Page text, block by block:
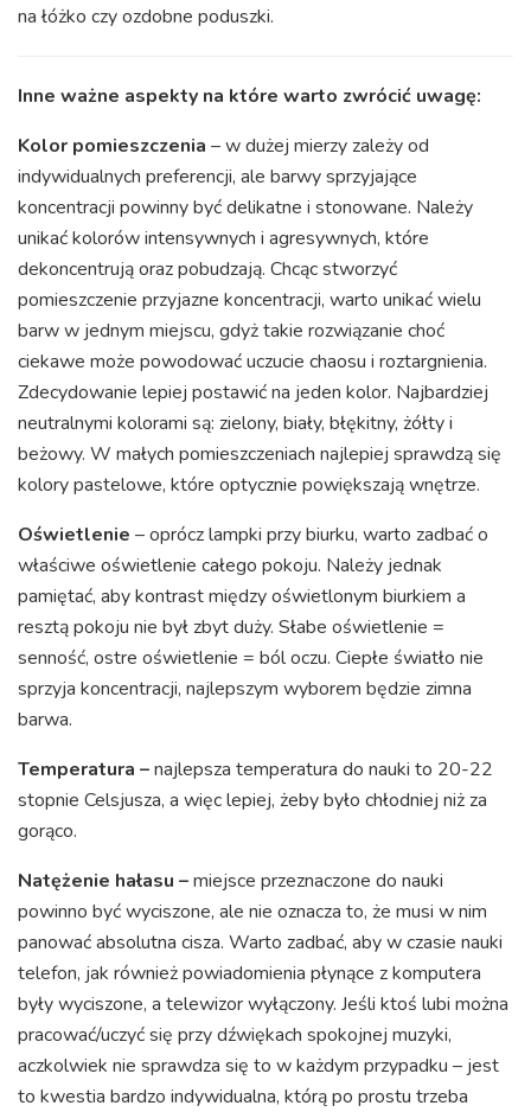
na łóżko czy ozdobne poduszki.
Inne ważne aspekty na które warto zwrócić uwagę:
Kolor pomieszczenia – w dużej mierzy zależy od
indywidualnych preferencji, ale barwy sprzyjające
koncentracji powinny być delikatne i stonowane. Należy
unikać kolorów intensywnych i agresywnych, które
dekoncentrują oraz pobudzają. Chcąc stworzyć
pomieszczenie przyjazne koncentracji, warto unikać wielu
barw w jednym miejscu, gdyż takie rozwiązanie choć
ciekawe może powodować uczucie chaosu i roztargnienia.
Zdecydowanie lepiej postawić na jeden kolor. Najbardziej
neutralnymi kolorami są: zielony, biały, błękitny, żółty i
beżowy. W małych pomieszczeniach najlepiej sprawdzą się
kolory pastelowe, które optycznie powiększają wnętrze.
Oświetlenie – oprócz lampki przy biurku, warto zadbać o
właściwe oświetlenie całego pokoju. Należy jednak
pamiętać, aby kontrast między oświetlonym biurkiem a
resztą pokoju nie był zbyt duży. Słabe oświetlenie =
senność, ostre oświetlenie = ból oczu. Ciepłe światło nie
sprzyja koncentracji, najlepszym wyborem będzie zimna
barwa.
Temperatura –najlepsza temperatura do nauki to 20-22
stopnie Celsjusza, a więc lepiej, żeby było chłodniej niż za
gorąco.
Natężenie hałasu –miejsce przeznaczone do nauki
powinno być wyciszone, ale nie oznacza to, że musi w nim
panować absolutna cisza. Warto zadbać, aby w czasie nauki
telefon, jak również powiadomienia płynące z komputera
były wyciszone, a telewizor wyłączony. Jeśli ktoś lubi można
pracować/uczyć się przy dźwiękach spokojnej muzyki,
aczkolwiek nie sprawdza się to w każdym przypadku – jest
to kwestia bardzo indywidualna, którą po prostu trzeba